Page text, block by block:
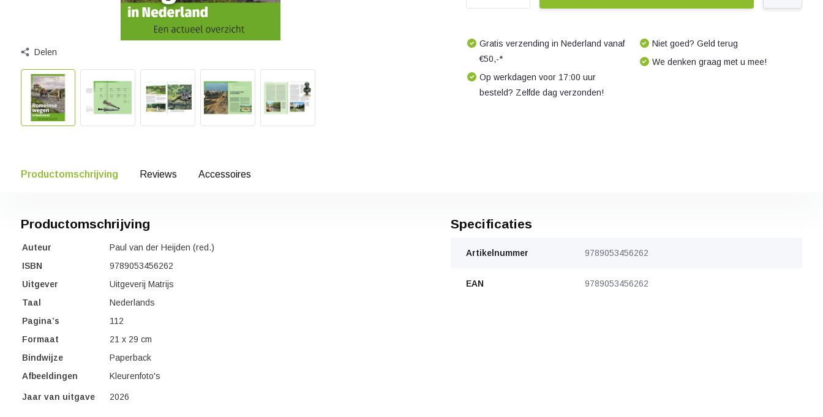
Delen
Gratis verzending in Nederland vanaf
€50,-*
Op werkdagen voor 17:00 uur
besteld? Zelfde dag verzonden!
Niet goed? Geld terug
We denken graag met u mee!
Productomschrijving Reviews Accessoires
Productomschrijving
Auteur
Paul van der Heijden (red.)
ISBN
9789053456262
Uitgever
Uitgeverij Matrijs
Taal
Nederlands
Pagina’s
112
Formaat
21 x 29 cm
Bindwijze
Paperback
Afbeeldingen
Kleurenfoto's
Jaar van uitgave 2026
Specificaties
Artikelnummer 9789053456262
EAN 9789053456262